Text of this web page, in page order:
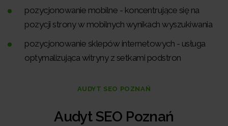
pozycjonowanie mobilne - koncentrujące się na
pozycji strony w mobilnych wynikach wyszukiwania
pozycjonowanie sklepów internetowych - usługa
optymalizująca witryny z setkami podstron
AUDYT SEO POZNAŃ
Audyt SEO Poznań